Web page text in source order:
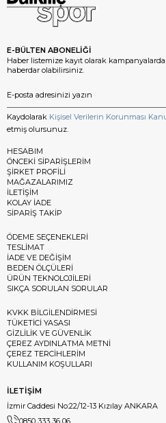
E-BÜLTEN ABONELİĞİ
Haber listemize kayıt olarak
haberdar olabilirsiniz.
Kaydolarak Kişisel Verilerin Korunması
etmiş olursunuz.
HESABIM
ÖNCEKİ SİPARİŞLERİM
ŞİRKET PROFİLİ
MAĞAZALARIMIZ
İLETİŞİM
KOLAY İADE
SİPARİŞ TAKİP
ÖDEME SEÇENEKLERİ
TESLİMAT
İADE VE DEĞİŞİM
BEDEN ÖLÇÜLERİ
ÜRÜN TEKNOLOJİLERİ
SIKÇA SORULAN SORULAR
KVKK BİLGİLENDİRMESİ
TÜKETİCİ YASASI
GİZLİLİK VE GÜVENLİK
ÇEREZ AYDINLATMA METNİ
ÇEREZ TERCİHLERİM
KULLANIM KOŞULLARI
İLETİŞİM
İzmir Caddesi No:22/12-13 Kızılay ANKARA